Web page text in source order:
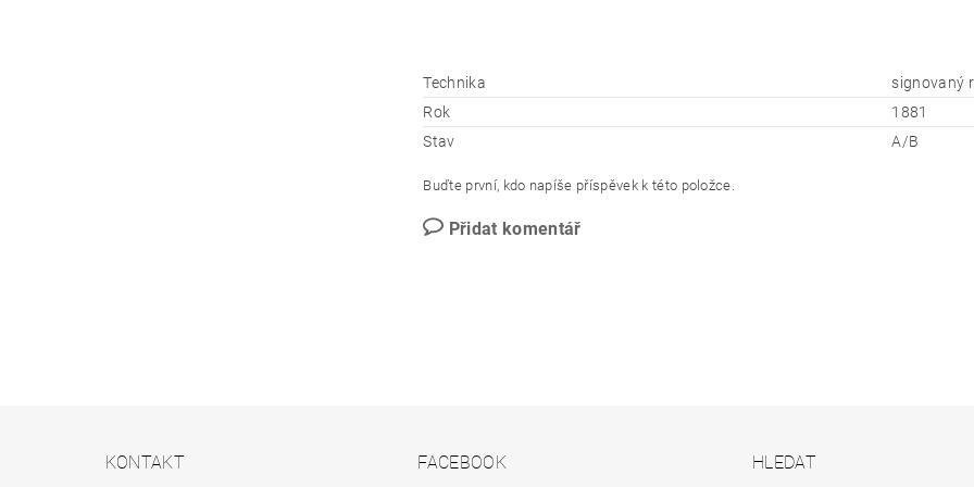
Technika
signovaný
Rok
1881
Stav
A/B
Buďte první, kdo napíše příspěvek k této položce.
Přidat komentář
KONTAKT FACEBOOK HLEDAT